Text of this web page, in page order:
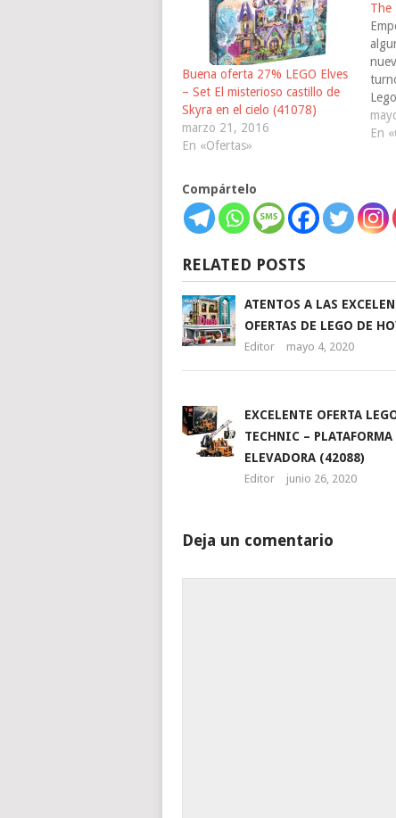
Buena oferta 27% LEGO Elves
– Set El misterioso castillo de
Skyra en el cielo (41078)
marzo 21, 2016
En «Ofertas»
The
En
Compártelo
RELATED POSTS
ATENTOS A LAS
OFERTAS DE LEGO DE
Editor mayo 4, 2020
EXCELENTE OFERTA
TECHNIC – PLATAFORMA
ELEVADORA (42088)
Editor junio 26, 2020
Deja un comentario